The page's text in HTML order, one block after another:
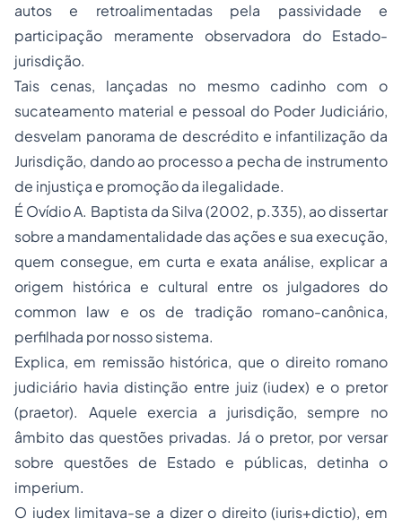
autos e retroalimentadas pela passividade e
participação meramente observadora do Estado-
jurisdição.
Tais cenas, lançadas no mesmo cadinho com o
sucateamento material e pessoal do Poder Judiciário,
desvelam panorama de descrédito e infantilização da
Jurisdição, dando ao processo a pecha de instrumento
de injustiça e promoção da ilegalidade.
É Ovídio A. Baptista da Silva (2002, p.335), ao dissertar
sobre a mandamentalidade das ações e sua execução,
quem consegue, em curta e exata análise, explicar a
origem histórica e cultural entre os julgadores do
common law e os de tradição romano-canônica,
perfilhada por nosso sistema.
Explica, em remissão histórica, que o direito romano
judiciário havia distinção entre juiz (iudex) e o pretor
(praetor). Aquele exercia a jurisdição, sempre no
âmbito das questões privadas. Já o pretor, por versar
sobre questões de Estado e públicas, detinha o
imperium.
O iudex limitava-se a dizer o direito(iuris+dictio), em